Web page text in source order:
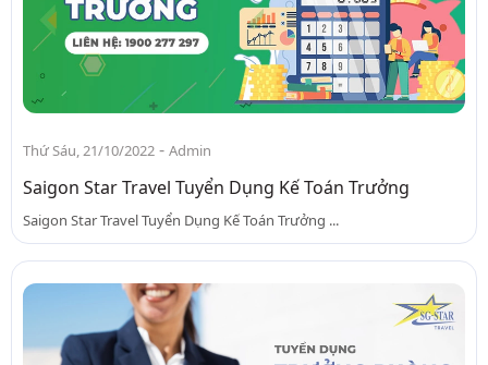
Thứ Sáu, 21/10/2022 - Admin
Saigon Star Travel Tuyển Dụng Kế Toán Trưởng
Saigon Star Travel Tuyển Dụng Kế Toán Trưởng ...